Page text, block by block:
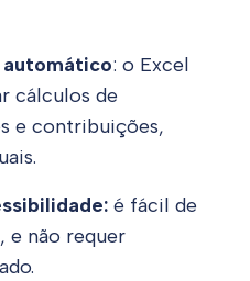
: o Excel
cálculos de
e contribuições,
é fácil de
e não requer